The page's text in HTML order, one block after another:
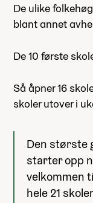
De ulike
blant annet
De 10 første
Så åpner 16
skoler utover i
Den største
starter opp
velkommen
hele 21